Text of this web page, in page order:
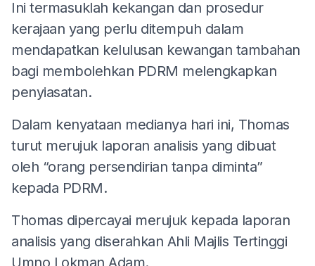
Ini termasuklah kekangan dan prosedur
kerajaan yang perlu ditempuh dalam
mendapatkan kelulusan kewangan tambahan
bagi membolehkan PDRM melengkapkan
penyiasatan.
Dalam kenyataan medianya hari ini, Thomas
turut merujuk laporan analisis yang dibuat
oleh “orang persendirian tanpa diminta”
kepada PDRM.
Thomas dipercayai merujuk kepada laporan
analisis yang diserahkan Ahli Majlis Tertinggi
Umno Lokman Adam.